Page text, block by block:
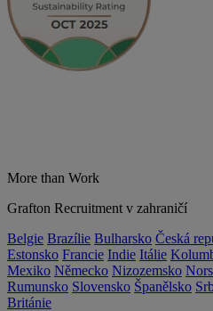
More than Work
Grafton Recruitment v zahraničí
Belgie Brazílie Bulharsko Česká
Estonsko Francie Indie Itálie
Mexiko Německo Nizozemsko
Rumunsko Slovensko Španělsko
Británie